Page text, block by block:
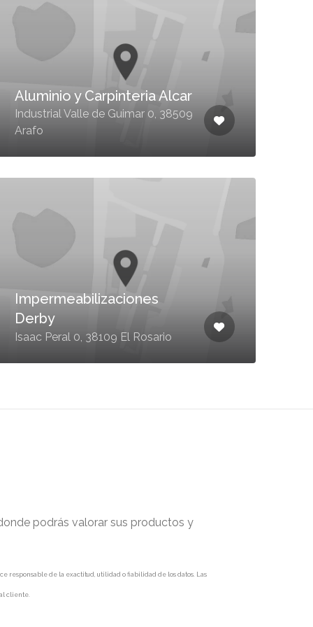
Aluminio y Carpinteria Alcar
Industrial Valle de Guimar 0, 38509
Arafo
Impermeabilizaciones
Derby
Isaac Peral 0, 38109 El Rosario
podrás valorar sus productos y
responsable de la exactitud, utilidad o fiabilidad de los datos. Las
cliente.